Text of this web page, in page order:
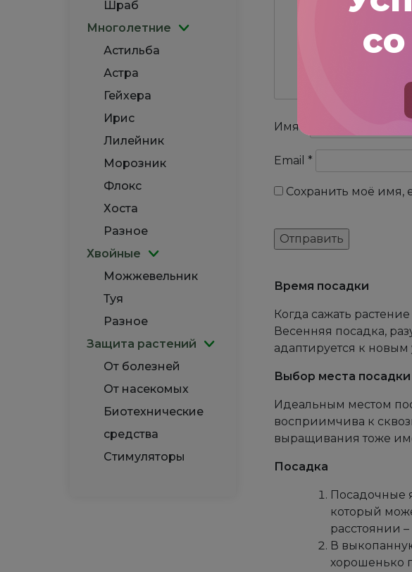
Шраб
Многолетние
Астильба
Астра
Гейхера
Ирис
Лилейник
Морозник
Флокс
Хоста
Разное
Хвойные
Можжевельник
Туя
Разное
Защита растений
От болезней
От насекомых
Биотехнические
средства
Стимуляторы
Имя
Email *
Сохранить моё имя,
Время посадки
Когда сажать
Весенняя посадка,
адаптируется к новым
Выбор места посадки
Идеальным местом
восприимчива к
выращивания тоже
Посадка
Посадочные
который
расстоянии –
В
хорошенько